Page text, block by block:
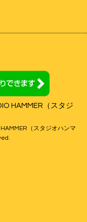
HAMMER（スタジ
（スタジオハンマ